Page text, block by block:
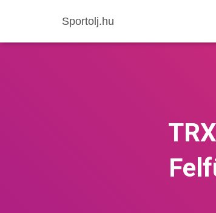
Sportolj.hu